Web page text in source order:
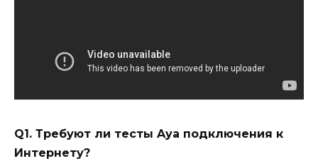
Q1. Требуют ли тесты Aya подключения к
Интернету?